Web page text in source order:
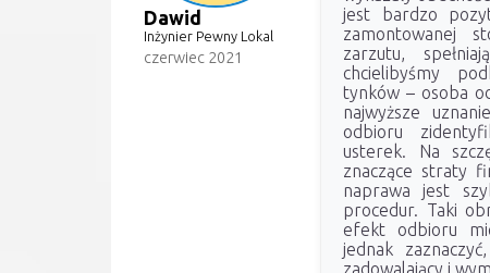
Dawid
Inżynier Pewny Lokal
czerwiec 2021
jest bardzo
zamontowanej
zarzutu,
chcielibyśmy
tynków – osoba
najwyższe
odbioru
usterek. Na
znaczące straty
naprawa jest
procedur. Taki
efekt odbioru
jednak
zadowalający i